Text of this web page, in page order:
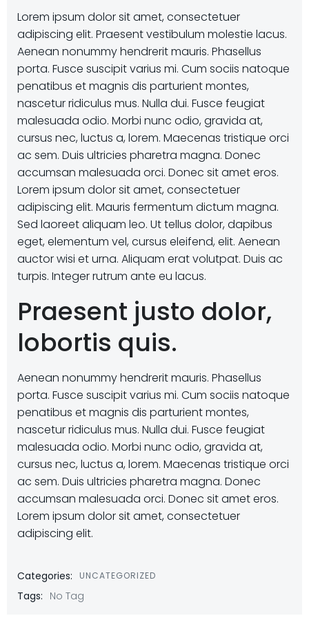
Lorem ipsum dolor sit amet, consectetuer
adipiscing elit. Praesent vestibulum molestie lacus.
Aenean nonummy hendrerit mauris. Phasellus
porta. Fusce suscipit varius mi. Cum sociis natoque
penatibus et magnis dis parturient montes,
nascetur ridiculus mus. Nulla dui. Fusce feugiat
malesuada odio. Morbi nunc odio, gravida at,
cursus nec, luctus a, lorem. Maecenas tristique orci
ac sem. Duis ultricies pharetra magna. Donec
accumsan malesuada orci. Donec sit amet eros.
Lorem ipsum dolor sit amet, consectetuer
adipiscing elit. Mauris fermentum dictum magna.
Sed laoreet aliquam leo. Ut tellus dolor, dapibus
eget, elementum vel, cursus eleifend, elit. Aenean
auctor wisi et urna. Aliquam erat volutpat. Duis ac
turpis. Integer rutrum ante eu lacus.
Praesent justo dolor,
lobortis quis.
Aenean nonummy hendrerit mauris. Phasellus
porta. Fusce suscipit varius mi. Cum sociis natoque
penatibus et magnis dis parturient montes,
nascetur ridiculus mus. Nulla dui. Fusce feugiat
malesuada odio. Morbi nunc odio, gravida at,
cursus nec, luctus a, lorem. Maecenas tristique orci
ac sem. Duis ultricies pharetra magna. Donec
accumsan malesuada orci. Donec sit amet eros.
Lorem ipsum dolor sit amet, consectetuer
adipiscing elit.
Categories: UNCATEGORIZED
Tags: No Tag